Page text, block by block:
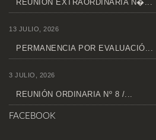
REUNIÓN EXTRAORDINARIA N�...
13 JULIO, 2026
PERMANENCIA POR EVALUACIÓ...
3 JULIO, 2026
REUNIÓN ORDINARIA Nº 8 /...
FACEBOOK